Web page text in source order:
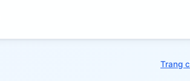
Trang